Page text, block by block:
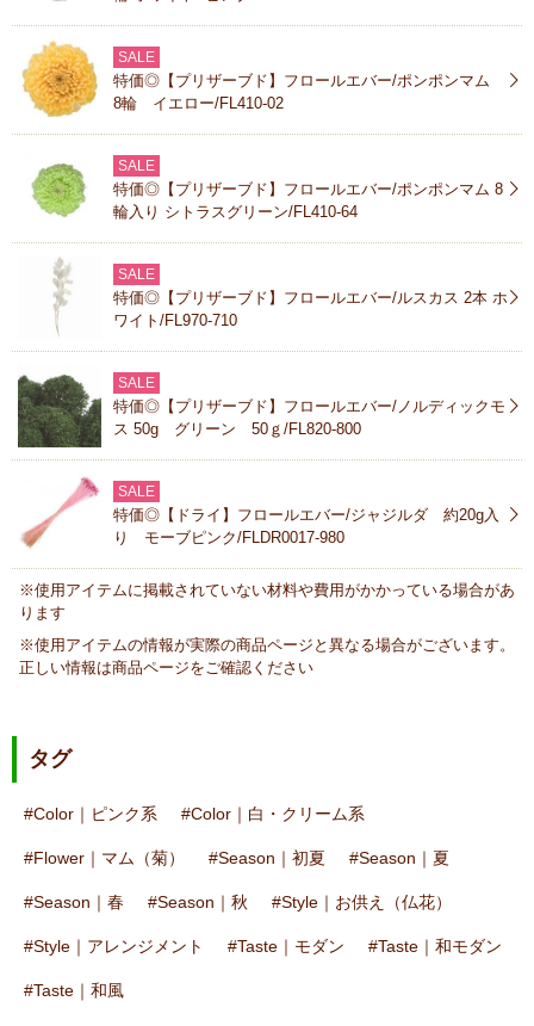
SALE
特価◎【プリザーブド】フロールエバー/ポンポンマム
8輪 イエロー/FL410-02
SALE
特価◎【プリザーブド】フロールエバー/ポンポンマム 8
輪入り シトラスグリーン/FL410-64
SALE
特価◎【プリザーブド】フロールエバー/ルスカス 2本 ホ
ワイト/FL970-710
SALE
特価◎【プリザーブド】フロールエバー/ノルディックモ
ス 50g グリーン 50ｇ/FL820-800
SALE
特価◎【ドライ】フロールエバー/ジャジルダ 約20g入
り モーブピンク/FLDR0017-980
※使用アイテムに掲載されていない材料や費用がかかっている場合があ
ります
※使用アイテムの情報が実際の商品ページと異なる場合がございます。
正しい情報は商品ページをご確認ください
タグ
Color｜ピンク系 Color｜白・クリーム系
Flower｜マム（菊） Season｜初夏 Season｜夏
Season｜春 Season｜秋 Style｜お供え（仏花）
Style｜アレンジメント Taste｜モダン Taste｜和モダン
Taste｜和風